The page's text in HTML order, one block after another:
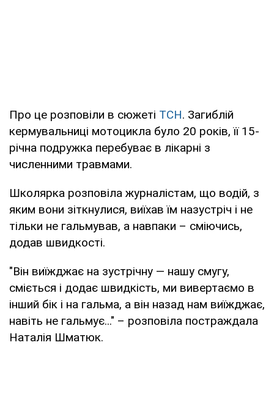
Про це розповіли в сюжеті ТСН. Загиблій
кермувальниці мотоцикла було 20 років, її 15-
річна подружка перебуває в лікарні з
численними травмами.
Школярка розповіла журналістам, що водій, з
яким вони зіткнулися, виїхав їм назустріч і не
тільки не гальмував, а навпаки – сміючись,
додав швидкості.
"Він виїжджає на зустрічну — нашу смугу,
сміється і додає швидкість, ми вивертаємо в
інший бік і на гальма, а він назад нам виїжджає,
навіть не гальмує..." – розповіла постраждала
Наталія Шматюк.